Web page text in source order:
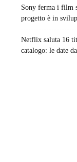
Sony ferma i film
progetto è in
Netflix saluta 16
catalogo: le date